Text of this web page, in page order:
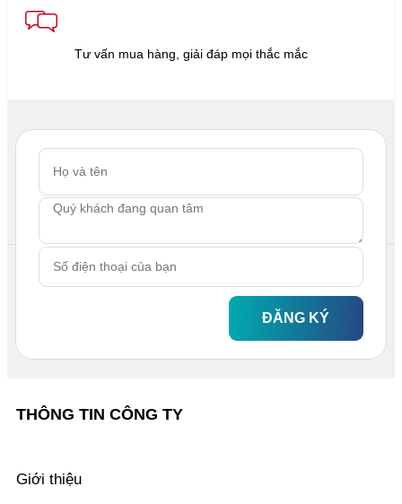
Tư vấn mua hàng, giải đáp mọi thắc mắc
ĐĂNG KÝ
THÔNG TIN CÔNG TY
Giới thiệu